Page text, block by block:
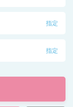
指定
指定